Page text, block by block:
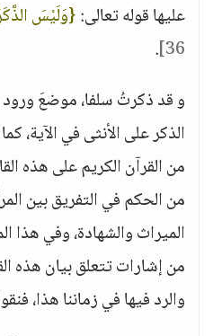
عليها قوله تعالى:{وَلَيْسَ
36]
.
و قد ذكرتُ سلفا، موضعَ ورود
الذكر على الأنثى في الآية،
من القرآن الكريم على هذه
من الحكم في التفريق بين
الميراث والشهادة، وفي
من إشارات تتعلق بيان هذه
والرد فيها في زماننا هذا،